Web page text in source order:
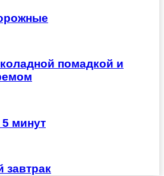
помадкой и
5 минут
завтрак